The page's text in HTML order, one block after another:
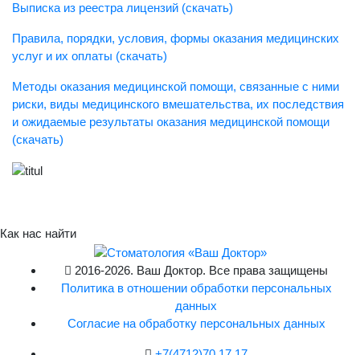
Выписка из реестра лицензий (скачать)
Правила, порядки, условия, формы оказания медицинских
услуг и их оплаты (скачать)
Методы оказания медицинской помощи, связанные с ними
риски, виды медицинского вмешательства, их последствия
и ожидаемые результаты оказания медицинской помощи
(скачать)
Как нас найти
2016-2026. Ваш Доктор. Все права защищены
Политика в отношении обработки персональных
данных
Согласие на обработку персональных данных